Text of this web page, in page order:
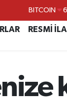
DOLAR
EURO
BITCOIN
RESMİ